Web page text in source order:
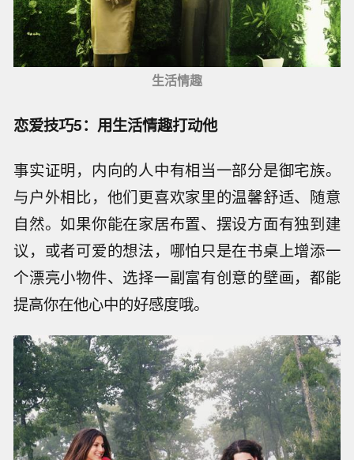
生活情趣
恋爱技巧5：用生活情趣打动他
事实证明，内向的人中有相当一部分是御宅族。
与户外相比，他们更喜欢家里的温馨舒适、随意
自然。如果你能在家居布置、摆设方面有独到建
议，或者可爱的想法，哪怕只是在书桌上增添一
个漂亮小物件、选择一副富有创意的壁画，都能
提高你在他心中的好感度哦。